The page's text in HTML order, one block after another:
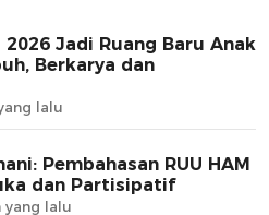
Jadi Ruang Baru Anak
Berkarya dan
lalu
Pembahasan RUU HAM
dan Partisipatif
yang lalu